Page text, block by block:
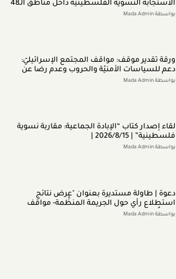
الاستجابة النسويّة الفلسطينيّة داخل مناطق الـ48
لقضايا التحرّش الجنسيّ والشخصيّات العامّة (اب
بواسطة Mada Admin
ورقة تقدير موقف: مواقف المجتمع الإسرائيليّ:
دعم للسياسات الأمنيّة والحروب وعدم رضا عن
النتائج (تمّوز 2026)
بواسطة Mada Admin
لقاء إصدار كتاب “اﻹﺑﺎدةّ اﻟﺠﻤﺎﻋﻴﺔ: ﻣﻘﺎرﺑﺔ ﻧﺴﻮﻳﺔ
ﻓﻠﺴﻄﻴﻨﻴﺔ” | 2026/8/15 |
بواسطة Mada Admin
دعوة | طاولة مستديرة بعنوان "عرض نتائج
استطلاع رأي حول الجريمة المنظَّمة- مواقف
وتصوُّرات المجتمع الفلسطينيّ تجاه الجريمة
بواسطة Mada Admin